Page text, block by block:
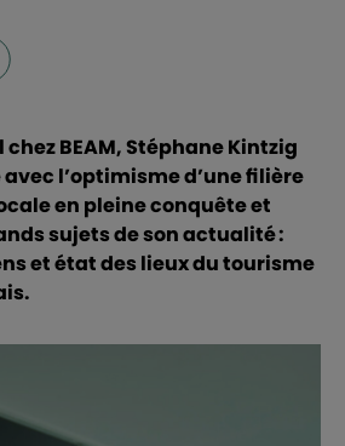
BEAM, Stéphane Kintzig
l’optimisme d’une filière
en pleine conquête et
sujets de son actualité :
et état des lieux du tourisme